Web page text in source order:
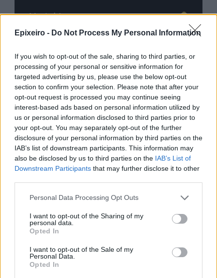
Epixeiro - Do Not Process My Personal Information
If you wish to opt-out of the sale, sharing to third parties, or
processing of your personal or sensitive information for
targeted advertising by us, please use the below opt-out
section to confirm your selection. Please note that after your
opt-out request is processed you may continue seeing
interest-based ads based on personal information utilized by
us or personal information disclosed to third parties prior to
your opt-out. You may separately opt-out of the further
disclosure of your personal information by third parties on the
IAB’s list of downstream participants. This information may
also be disclosed by us to third parties on the IAB’s List of
Downstream Participants that may further disclose it to other
Personal Data Processing Opt Outs
I want to opt-out of the Sharing of my
personal data.
Opted In
I want to opt-out of the Sale of my
Personal Data.
Opted In
Advertorial
Περισσότερα από το
Εθνική σύνταξη 2026: Στα 446,87
ευρώ το πλήρες ποσό – Οι
αλλαγές ανάλογα με τα έτη
ασφάλισης
07/08/26|17:46
ΑΑΔΕ–myAGRO: Πάνω από
2.000 άτομα στη ζωντανή
μετάδοση, ποιες οι μεγάλες
ΑΑΔΕ: Αιτήσεις για ενίσχυση de
καιρικές συνθήκες, παγετό και
λειψυδρία